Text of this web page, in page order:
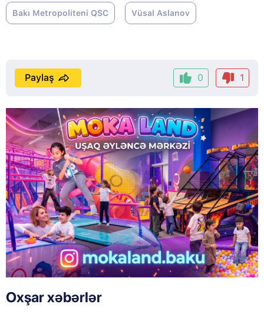
Bakı Metropoliteni QSC Vüsal Aslanov
0 1
Paylaş
Oxşar xəbərlər